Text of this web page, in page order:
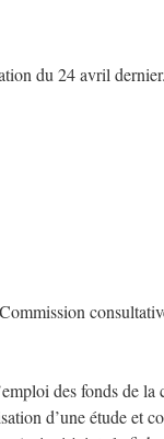
du 24 avril
des fonds de la
d’une étude et